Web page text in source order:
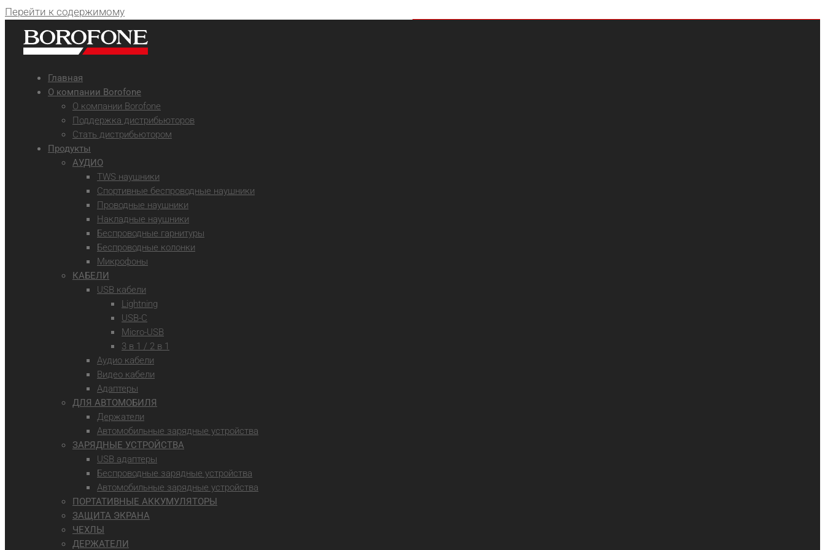
Перейти к содержимому
Главная
О компании Borofone
О компании Borofone
Поддержка дистрибьюторов
Стать дистрибьютором
Продукты
АУДИО
TWS наушники
Спортивные беспроводные наушники
Проводные наушники
Накладные наушники
Беспроводные гарнитуры
Беспроводные колонки
Микрофоны
КАБЕЛИ
USB кабели
Lightning
USB-C
Micro-USB
3 в 1 / 2 в 1
Аудио кабели
Видео кабели
Адаптеры
ДЛЯ АВТОМОБИЛЯ
Держатели
Автомобильные зарядные устройства
ЗАРЯДНЫЕ УСТРОЙСТВА
USB адаптеры
Беспроводные зарядные устройства
Автомобильные зарядные устройства
ПОРТАТИВНЫЕ АККУМУЛЯТОРЫ
ЗАЩИТА ЭКРАНА
ЧЕХЛЫ
ДЕРЖАТЕЛИ